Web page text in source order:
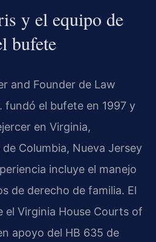
y el equipo de
bufete
and Founder de Law
fundó el bufete en 1997 y
en Virginia,
Columbia, Nueva Jersey
incluye el manejo
de derecho de familia. El
el Virginia House Courts of
apoyo del HB 635 de